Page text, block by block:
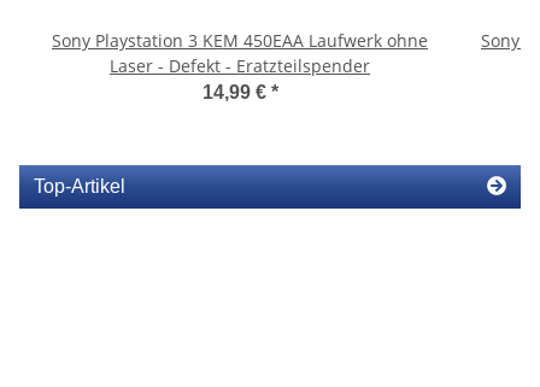
Sony Playstation 3 KEM 450EAA Laufwerk ohne
Laser - Defekt - Eratzteilspender
14,99 € *
Sony
Top-Artikel